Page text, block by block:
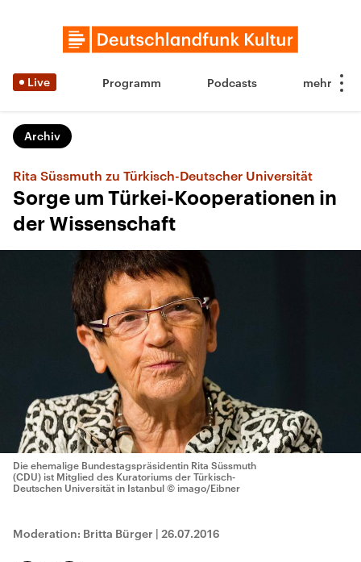
Live Programm Podcasts
Archiv
Rita Süssmuth zu Türkisch-Deutscher Universität
Sorge um Türkei-Kooperationen in
der Wissenschaft
Die ehemalige Bundestagspräsidentin Rita Süssmuth
(CDU) ist Mitglied des Kuratoriums der Türkisch-
Deutschen Universität in Istanbul © imago/Eibner
Moderation: Britta Bürger | 26.07.2016